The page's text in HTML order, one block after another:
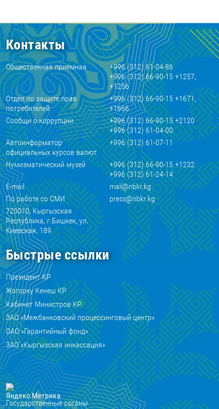
Контакты
Общественная приемная
+996 (312) 61-04-86
+996 (312) 66-90-15 +1257,
+1256
Отдел по защите прав
потребителей
+996 (312) 66-90-15 +1671,
+1666
Сообщи о коррупции
+996 (312) 66-90-15 +2120
+996 (312) 61-04-00
Автоинформатор
официальных курсов валют
+996 (312) 61-07-11
Нумизматический музей
+996 (312) 66-90-15 +1232
+996 (312) 61-24-14
E-mail
mail@nbkr.kg
По работе со СМИ
press@nbkr.kg
720010, Кыргызская
Республика, г.Бишкек, ул.
Киевская, 189
Быстрые ссылки
Президент КР
Жогорку Кенеш КР
Кабинет Министров КР
ЗАО «Межбанковский процессинговый центр»
ОАО «Гарантийный фонд»
ЗАО «Кыргызская инкассация»
Государственные органы